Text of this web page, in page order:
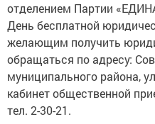
отделением Партии
День бесплатной
желающим получить
обращаться по адресу:
муниципального района,
кабинет общественной
тел. 2-30-21.